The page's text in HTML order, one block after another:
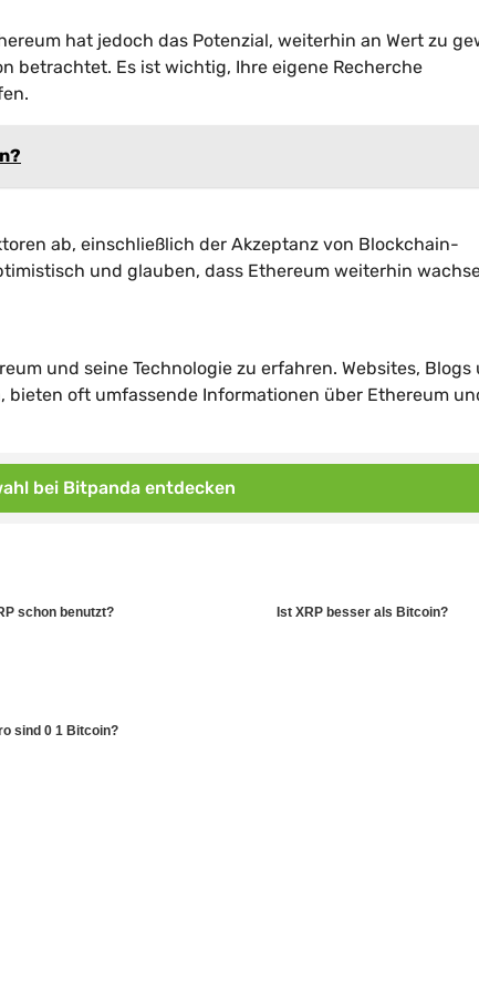
hat jedoch das Potenzial, weiterhin an Wert zu
betrachtet. Es ist wichtig, Ihre eigene Recherche
ab, einschließlich der Akzeptanz von Blockchain-
und glauben, dass Ethereum weiterhin
und seine Technologie zu erfahren. Websites, Blogs
oft umfassende Informationen über Ethereum
bei Bitpanda entdecken
schon benutzt? Ist XRP besser als Bitcoin?
sind 0 1 Bitcoin?